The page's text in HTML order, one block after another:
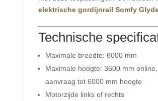
elektrische gordijnrail Somfy
Technische
Maximale breedte: 6000 mm
Maximale hoogte: 3600 mm
aanvraag tot 6000 mm hoogte
Motorzijde links of rechts